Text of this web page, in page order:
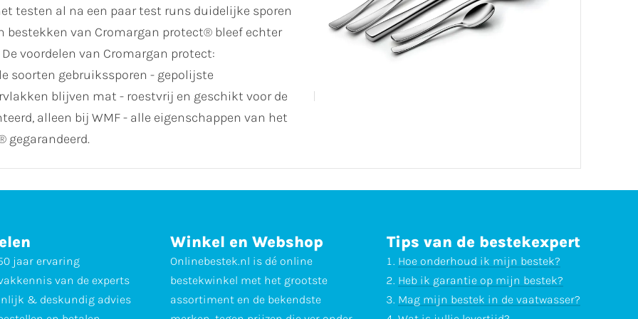
testen al na een paar test runs duidelijke sporen
bestekken van Cromargan protect® bleef echter
voordelen van Cromargan protect:
soorten gebruikssporen - gepolijste
blijven mat - roestvrij en geschikt voor de
alleen bij WMF - alle eigenschappen van het
gegarandeerd.
jaar ervaring
van de experts
& deskundig advies
Winkel en Webshop
Onlinebestek.nl is dé online
bestekwinkel met het grootste
assortiment en de bekendste
Tips van de bestekexpert
Hoe onderhoud ik mijn bestek?
Heb ik garantie op mijn bestek?
Mag mijn bestek in de vaatwasser?